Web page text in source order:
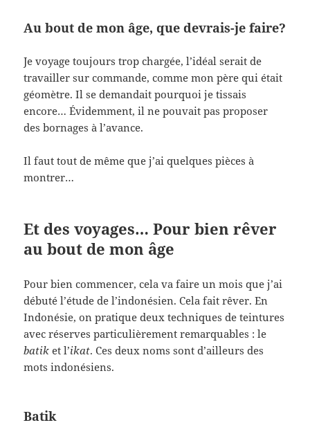
Au bout de mon âge, que devrais-je faire?
Je voyage toujours trop chargée, l’idéal serait de
travailler sur commande, comme mon père qui était
géomètre. Il se demandait pourquoi je tissais
encore… Évidemment, il ne pouvait pas proposer
des bornages à l’avance.
Il faut tout de même que j’ai quelques pièces à
montrer…
Et des voyages… Pour bien rêver
au bout de mon âge
Pour bien commencer, cela va faire un mois que j’ai
débuté l’étude de l’indonésien. Cela fait rêver. En
Indonésie, on pratique deux techniques de teintures
avec réserves particulièrement remarquables : le
batiket l’ikat. Ces deux noms sont d’ailleurs des
mots indonésiens.
Batik